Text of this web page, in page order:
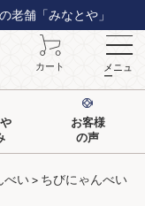
老舗「みなとや」
カート メニュ
ー
お客様
の声
べい
ちびにゃんべい